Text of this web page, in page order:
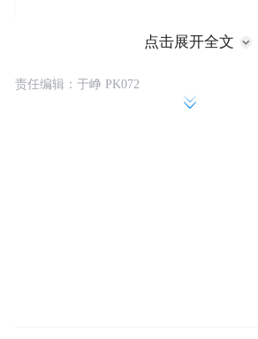
点击展开全文
责任编辑：于峥 PK072